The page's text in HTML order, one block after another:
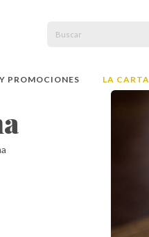
PROMOCIONES LA CARTA